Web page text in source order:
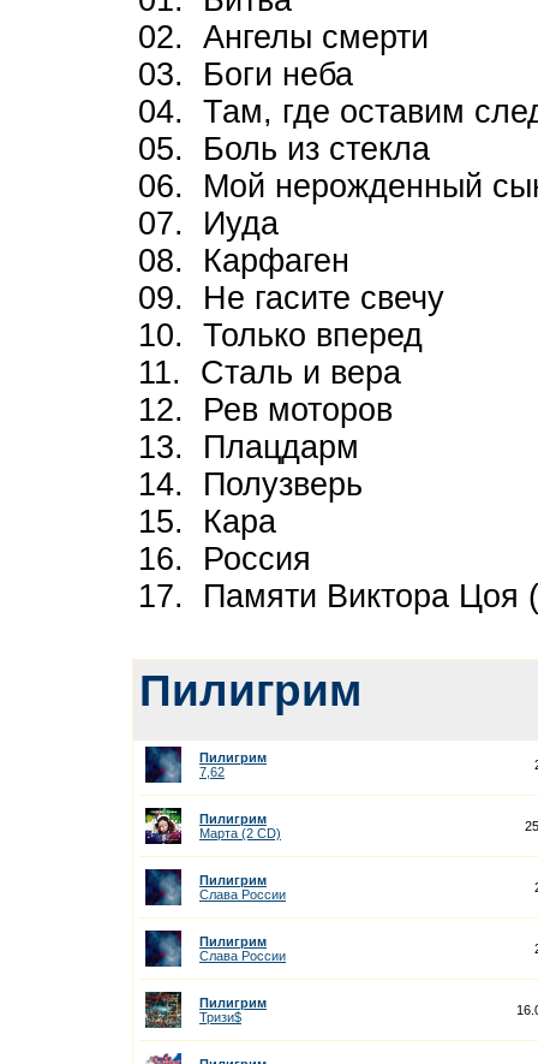
02. Ангелы смерти
03. Боги неба
04. Там, где оставим
05. Боль из стекла
06. Мой нерожденный
07. Иуда
08. Карфаген
09. Не гасите свечу
10. Только вперед
11. Сталь и вера
12. Рев моторов
13. Плацдарм
14. Полузверь
15. Кара
16. Россия
17. Памяти Виктора Цоя
Пилигрим
Пилигрим
7,62
Пилигрим
Марта (2 CD)
Пилигрим
Слава России
Пилигрим
Слава России
Пилигрим
Тризи$